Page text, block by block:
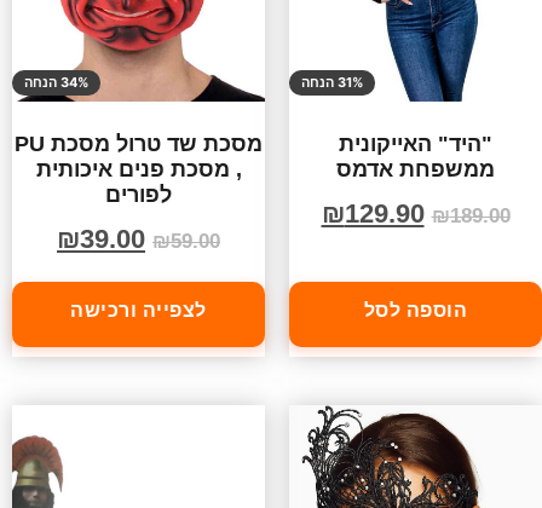
31% הנחה
"היד" האייקונית
ממשפחת אדמס
₪189.00
₪129.90
הוספה לסל
34% הנחה
מסכת שד טרול מסכת PU
, מסכת פנים איכותית
לפורים
₪59.00
₪39.00
לצפייה ורכישה